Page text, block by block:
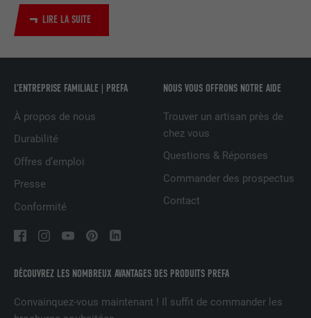
LIRE LA SUITE
DÉCOUVREZ LES NOMBREUX AVANTAGES DES PRODUITS PREFA
Convainquez-vous maintenant ! Il suffit de commander les
L’ENTREPRISE FAMILIALE | PREFA
À propos de nous
Durabilité
Offres d’emploi
Presse
Conformité
NOUS VOUS OFFRONS NOTRE AIDE
Trouver un artisan près de
chez vous
Questions & Réponses
Commander des prospectus
Contact
UTILITÉ
FOURNISSEUR
EXPIRATION
Est utilisé pour suivre l'utilisateur sur
la publicité adaptée aux préférences de
NOM lidc
FOURNISSEUR LinkedIn